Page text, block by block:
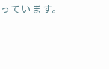
ています。